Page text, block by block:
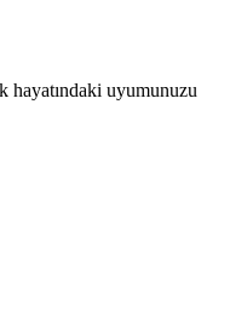
hayatındaki uyumunuzu